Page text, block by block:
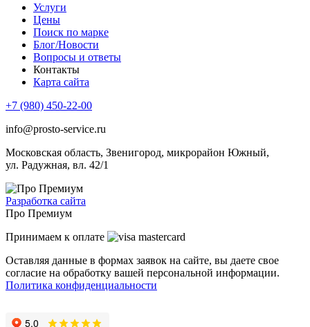
Услуги
Цены
Поиск по марке
Блог/Новости
Вопросы и ответы
Контакты
Карта сайта
+7 (980) 450-22-00
info@prosto-service.ru
Московская область, Звенигород, микрорайон Южный,
ул. Радужная, вл. 42/1
Разработка сайта
Про Премиум
Принимаем к оплате
Оставляя данные в формах заявок на сайте, вы даете свое
согласие на обработку вашей персональной информации.
Политика конфиденциальности